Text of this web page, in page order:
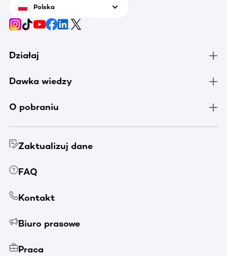
Polska
Działaj
Dawka wiedzy
O pobraniu
Zaktualizuj dane
FAQ
Kontakt
Biuro prasowe
Praca